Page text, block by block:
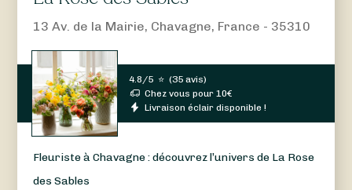
13 Av. de la Mairie, Chavagne, France - 35310
4.8/5 ⭐ (35 avis)
Chez vous pour10€
Livraison éclair disponible !
Fleuriste à Chavagne : découvrez l’univers de La Rose
des Sables